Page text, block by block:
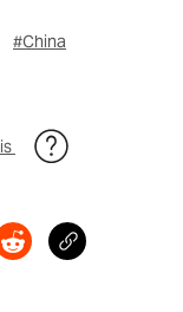
#China